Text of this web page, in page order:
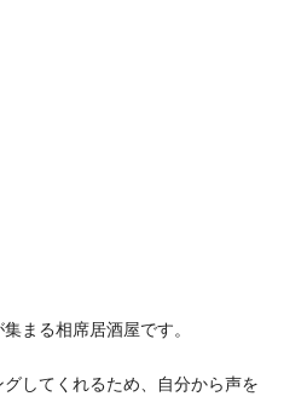
まる相席居酒屋です。
してくれるため、自分から声を